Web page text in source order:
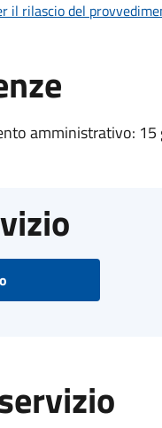
il rilascio del
amministrativo: 15